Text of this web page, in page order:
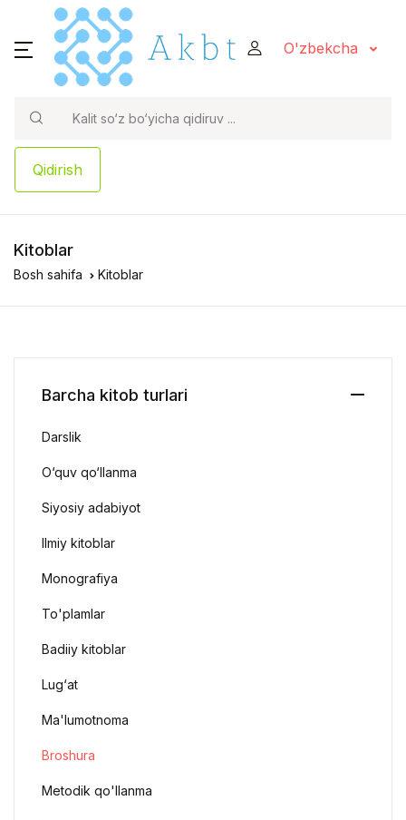
O'zbekcha
Qidirish
Kitoblar
Bosh sahifa Kitoblar
Barcha kitob turlari
Darslik
O‘quv qo‘llanma
Siyosiy adabiyot
Ilmiy kitoblar
Monografiya
To'plamlar
Badiiy kitoblar
Lug‘at
Ma'lumotnoma
Broshura
Metodik qo'llanma